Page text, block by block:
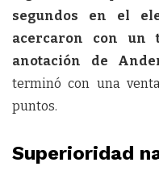
segundos en el
acercaron con un
anotación de
terminó con una
puntos.
Superioridad